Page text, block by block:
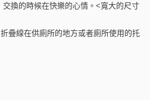
換的時候在快樂的心情。<寬大的尺寸
疊線在供廁所的地方或者廁所使用的托